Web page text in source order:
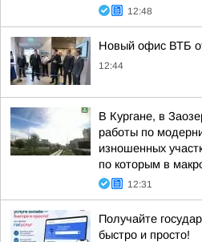
12:48
Новый офис ВТБ
12:44
В Кургане, в
работы по
изношенных
по которым в
12:31
Получайте
быстро и просто!